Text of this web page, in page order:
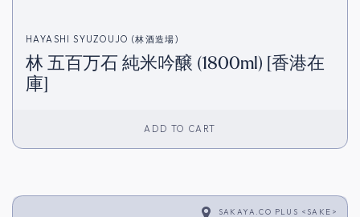
HAYASHI SYUZOUJO (林酒造場)
林 五百万石 純米吟醸 (1800ml) [香港在
庫]
ADD TO CART
SAKAYA.CO PLUS <SAKE>